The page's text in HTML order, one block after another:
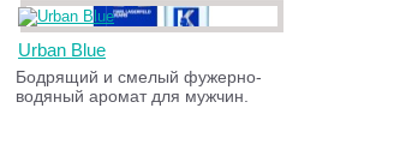
Urban Blue
Бодрящий и смелый фужерно-
водяный аромат для мужчин.